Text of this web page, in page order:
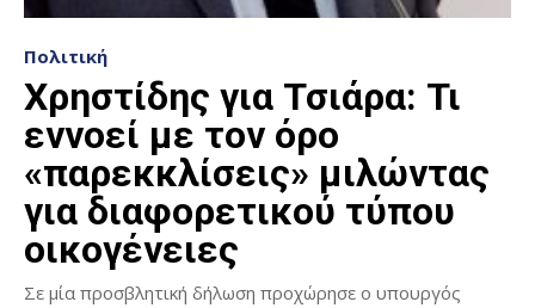
Πολιτική
Χρηστίδης για Τσιάρα: Τι
εννοεί με τον όρο
«παρεκκλίσεις» μιλώντας
για διαφορετικού τύπου
οικογένειες
Σε μία προσβλητική δήλωση προχώρησε ο υπουργός